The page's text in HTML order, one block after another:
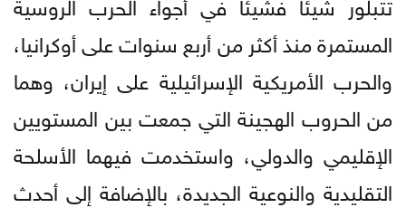
المستمرة منذ أكثر من أربع سنوات على أوكرانيا،
والحرب الأمريكية الإسرائيلية على إيران، وهما
من الحروب الهجينة التي جمعت بين المستويين
الإقليمي والدولي، واستخدمت فيهما الأسلحة
التقليدية والنوعية الجديدة، بالإضافة إلى أحدث